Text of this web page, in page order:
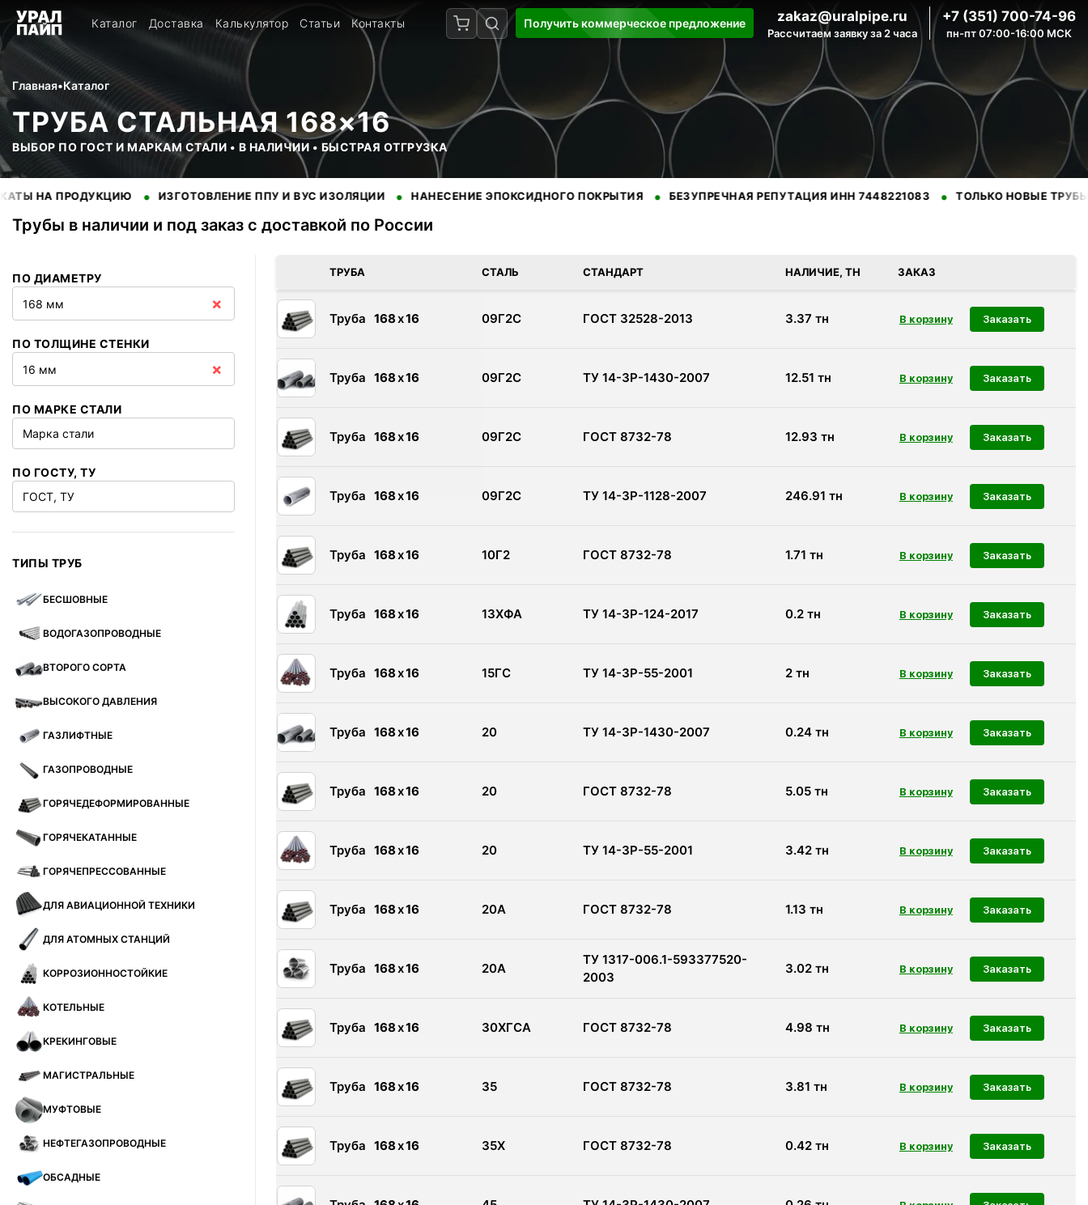
Каталог Доставка Калькулятор Статьи Контакты Получить коммерческое предложение zakaz@uralpipe.ru
Рассчитаем заявку за 2 часа
+7 (351) 700-74-96
пн-пт 07:00-16:00 МСК
Главная•Каталог
ТРУБА СТАЛЬНАЯ 168×16
ВЫБОР ПО ГОСТ И МАРКАМ СТАЛИ • В НАЛИЧИИ • БЫСТРАЯ ОТГРУЗКА
ПРОДУКЦИЮ • ИЗГОТОВЛЕНИЕ ППУ И ВУС ИЗОЛЯЦИИ • НАНЕСЕНИЕ ЭПОКСИДНОГО ПОКРЫТИЯ • БЕЗУПРЕЧНАЯ РЕПУТАЦИЯ ИНН 7448221083 • ТОЛЬКО НОВЫЕ ТРУБЫ •
Трубы в наличии и под заказ с доставкой по России
ПО ДИАМЕТРУ
168 мм
×
ПО ТОЛЩИНЕ СТЕНКИ
16 мм
×
ПО МАРКЕ СТАЛИ
Марка стали
ПО ГОСТУ, ТУ
ГОСТ, ТУ
ТИПЫ ТРУБ
БЕСШОВНЫЕ
ВОДОГАЗОПРОВОДНЫЕ
ВТОРОГО СОРТА
ВЫСОКОГО ДАВЛЕНИЯ
ГАЗЛИФТНЫЕ
ГАЗОПРОВОДНЫЕ
ГОРЯЧЕДЕФОРМИРОВАННЫЕ
ГОРЯЧЕКАТАННЫЕ
ГОРЯЧЕПРЕССОВАННЫЕ
ДЛЯ АВИАЦИОННОЙ ТЕХНИКИ
ДЛЯ АТОМНЫХ СТАНЦИЙ
КОРРОЗИОННОСТОЙКИЕ
КОТЕЛЬНЫЕ
КРЕКИНГОВЫЕ
МАГИСТРАЛЬНЫЕ
МУФТОВЫЕ
НЕФТЕГАЗОПРОВОДНЫЕ
ОБСАДНЫЕ
ТРУБА СТАЛЬ СТАНДАРТ НАЛИЧИЕ, ТН ЗАКАЗ
Труба 168x16 09Г2С ГОСТ 32528-2013 3.37 тн Заказать
Труба 168x16 09Г2С ТУ 14-3Р-1430-2007 12.51 тн Заказать
Труба 168x16 09Г2С ГОСТ 8732-78 12.93 тн Заказать
Труба 168x16 09Г2С ТУ 14-3Р-1128-2007 246.91 тн Заказать
Труба 168x16 10Г2 ГОСТ 8732-78 1.71 тн Заказать
Труба 168x16 13ХФА ТУ 14-3Р-124-2017 0.2тн Заказать
Труба 168x16 15ГС ТУ 14-3Р-55-2001 2тн Заказать
Труба 168x16 20 ТУ 14-3Р-1430-2007 0.24тн Заказать
Труба 168x16 20 ГОСТ 8732-78 5.05тн Заказать
Труба 168x16 20 ТУ 14-3Р-55-2001 3.42тн Заказать
Труба 168x16 20А ГОСТ 8732-78 1.13 тн Заказать
Труба 168x16 20А
ТУ 1317-006.1-593377520-
2003
3.02тн Заказать
Труба 168x16 30ХГСА ГОСТ 8732-78 4.98 тн Заказать
Труба 168x16 35 ГОСТ 8732-78 3.81 тн Заказать
Труба 168x16 35Х ГОСТ 8732-78 0.42тн Заказать